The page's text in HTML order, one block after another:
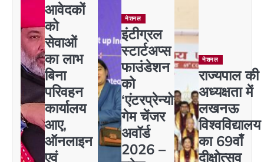
आवेदकों
को
सेवाओं
का लाभ
बिना
परिवहन
कार्यालय
आए,
ऑनलाइन
एवं
नेशनल
इंटीग्रल
स्टार्टअप्स
फाउंडेशन
को
‘एंटरप्रेन्योर
गेम चेंजर
अवॉर्ड
2026 –
नेशनल
राज्यपाल की
अध्यक्षता में
लखनऊ
विश्वविद्यालय
का 69वाँ
दीक्षोत्सव